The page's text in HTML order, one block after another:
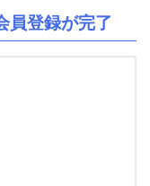
員登録が完了